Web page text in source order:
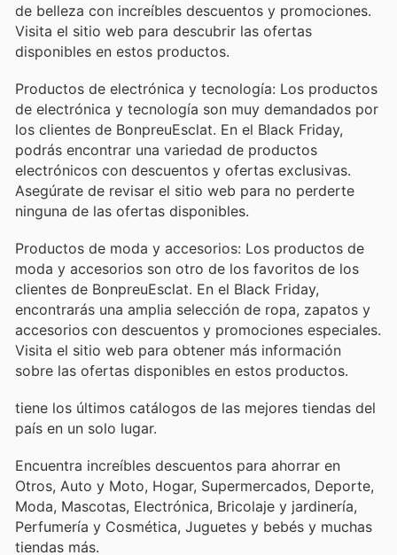
de belleza con increíbles descuentos y promociones.
Visita el sitio web para descubrir las ofertas
disponibles en estos productos.
Productos de electrónica y tecnología: Los productos
de electrónica y tecnología son muy demandados por
los clientes de BonpreuEsclat. En el Black Friday,
podrás encontrar una variedad de productos
electrónicos con descuentos y ofertas exclusivas.
Asegúrate de revisar el sitio web para no perderte
ninguna de las ofertas disponibles.
Productos de moda y accesorios: Los productos de
moda y accesorios son otro de los favoritos de los
clientes de BonpreuEsclat. En el Black Friday,
encontrarás una amplia selección de ropa, zapatos y
accesorios con descuentos y promociones especiales.
Visita el sitio web para obtener más información
sobre las ofertas disponibles en estos productos.
tiene los últimos catálogos de las mejores tiendas del
país en un solo lugar.
Encuentra increíbles descuentos para ahorrar en
Otros, Auto y Moto, Hogar, Supermercados, Deporte,
Moda, Mascotas, Electrónica, Bricolaje y jardinería,
Perfumería y Cosmética, Juguetes y bebés y muchas
tiendas más.